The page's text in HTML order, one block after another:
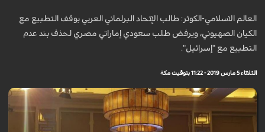
العالم الاسلامي-الكوثر: طالب الإتحاد البرلماني العربي بوقف التطبيع مع
الكيان الصهيوني، ويرفض طلب سعودي إماراتي مصري لحذف بند عدم
التطبيع مع "إسرائيل".
الثلاثاء 5 مارس 2019 - 11:22 بتوقيت مكة